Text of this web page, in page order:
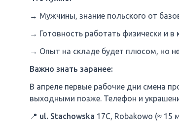
→ Мужчины, знание польского от
→ Готовность работать физически и в
→ Опыт на складе будет плюсом, но
Важно знать заранее:
В апреле первые рабочие дни смена
выходными позже. Телефон и
📍 ul. Stachowska 17C, Robakowo (≈ 15